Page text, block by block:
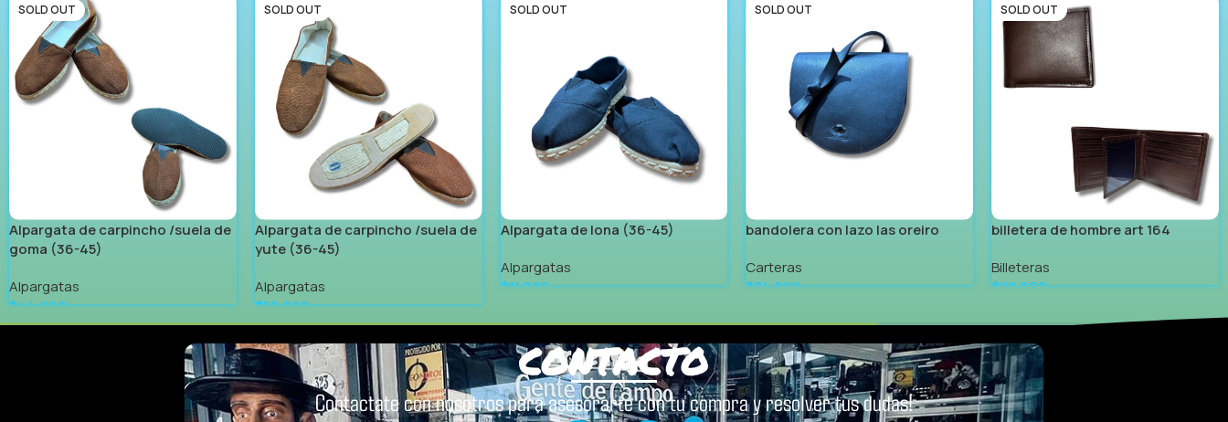
SOLD OUT
Alpargata de carpincho /suela de
goma (36-45)
Alpargatas
$44.999
SOLD OUT
Alpargata de carpincho /suela de
yute (36-45)
Alpargatas
$58.999
SOLD OUT
Alpargata de lona (36-45)
Alpargatas
$11.999
SOLD OUT
bandolera con lazo las oreiro
Carteras
$74.999
SOLD OUT
billetera de hombre art 164
Billeteras
$22.999
CONTACTO
Contactate con nosotros para asesorarte con tu compra y resolver tus dudas!